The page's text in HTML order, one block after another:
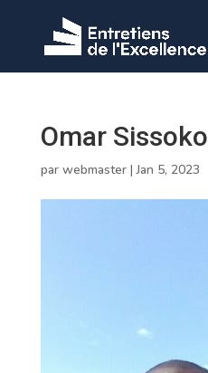
Omar Sissoko
par webmaster|Jan 5, 2023